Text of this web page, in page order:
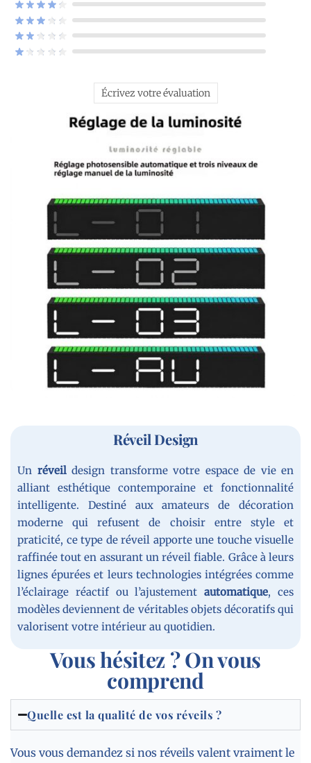
Écrivez votre évaluation
Réveil Design
Un réveildesign transforme votre espace de vie en
alliant esthétique contemporaine et fonctionnalité
intelligente. Destiné aux amateurs de décoration
moderne qui refusent de choisir entre style et
praticité, ce type de réveil apporte une touche visuelle
raffinée tout en assurant un réveil fiable. Grâce à leurs
lignes épurées et leurs technologies intégrées comme
l’éclairage réactif ou l’ajustementautomatique, ces
modèles deviennent de véritables objets décoratifs qui
valorisent votre intérieur au quotidien.
Vous hésitez ? On vous
comprend
Quelle est la qualité de vos réveils ?
Vous vous demandez si nos réveils valent vraiment le